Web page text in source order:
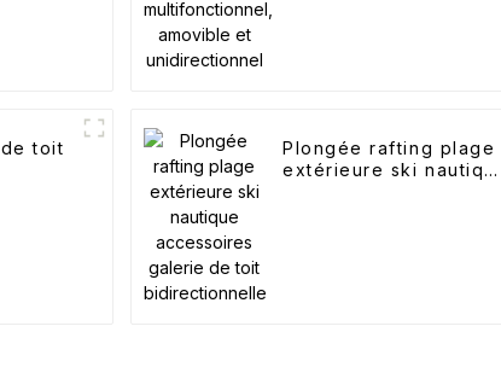
toit
Plongée rafting plage
extérieure ski nautique